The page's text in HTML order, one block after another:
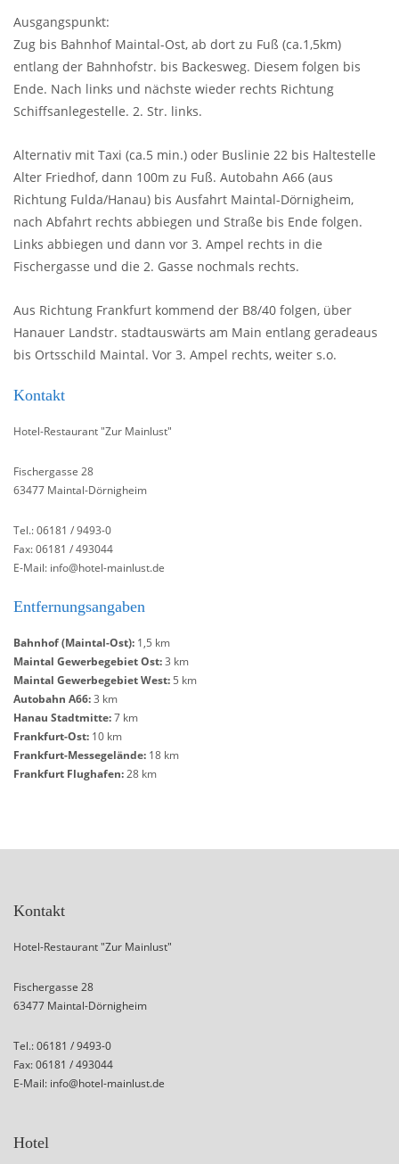
Ausgangspunkt:
Zug bis Bahnhof Maintal-Ost, ab dort zu Fuß (ca.1,5km)
entlang der Bahnhofstr. bis Backesweg. Diesem folgen bis
Ende. Nach links und nächste wieder rechts Richtung
Schiffsanlegestelle. 2. Str. links.
Alternativ mit Taxi (ca.5 min.) oder Buslinie 22 bis Haltestelle
Alter Friedhof, dann 100m zu Fuß. Autobahn A66 (aus
Richtung Fulda/Hanau) bis Ausfahrt Maintal-Dörnigheim,
nach Abfahrt rechts abbiegen und Straße bis Ende folgen.
Links abbiegen und dann vor 3. Ampel rechts in die
Fischergasse und die 2. Gasse nochmals rechts.
Aus Richtung Frankfurt kommend der B8/40 folgen, über
Hanauer Landstr. stadtauswärts am Main entlang geradeaus
bis Ortsschild Maintal. Vor 3. Ampel rechts, weiter s.o.
Kontakt
Hotel-Restaurant "Zur Mainlust"
Fischergasse 28
63477 Maintal-Dörnigheim
Tel.: 06181 / 9493-0
Fax: 06181 / 493044
E-Mail: info@hotel-mainlust.de
Entfernungsangaben
Bahnhof (Maintal-Ost): 1,5 km
Maintal Gewerbegebiet Ost:3 km
Maintal Gewerbegebiet West: 5 km
Autobahn A66:3 km
Hanau Stadtmitte:7 km
Frankfurt-Ost: 10 km
Frankfurt-Messegelände: 18 km
Frankfurt Flughafen:28 km
Kontakt
Hotel-Restaurant "Zur Mainlust"
Fischergasse 28
63477 Maintal-Dörnigheim
Tel.: 06181 / 9493-0
Fax: 06181 / 493044
E-Mail: info@hotel-mainlust.de
Hotel